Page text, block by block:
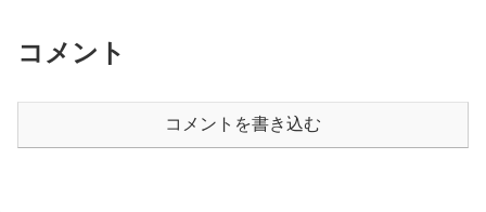
コメント
コメントを書き込む